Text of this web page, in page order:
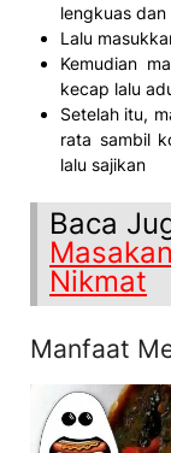
lengkuas
Lalu
Kemudian
kecap lalu
Setelah itu,
rata sambil
lalu sajikan
Baca
Nikmat
Manfaat